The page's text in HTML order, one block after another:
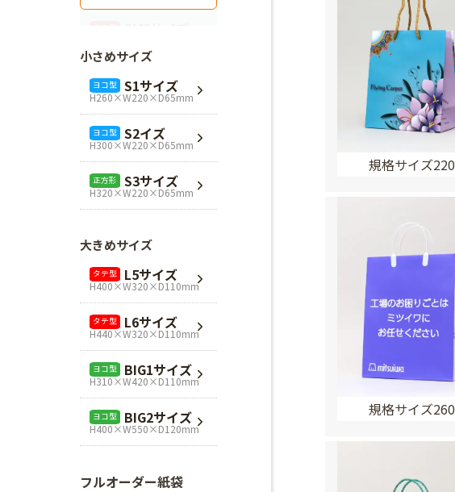
規格サイズ220
規格サイズ260
SM3サイズ
H360×W260×D100mm
L4サイズ
H360×W320×D110mm
L1サイズ
H240×W320×D110mm
正方形 Mスクエア
H280×W280×D80mm
正方形 Lスクエア
H320×W320×D110mm
小さめサイズ
ヨコ型 S1サイズ
H260×W220×D65mm
ヨコ型 S2イズ
H300×W220×D65mm
正方形 S3サイズ
H320×W220×D65mm
大きめサイズ
タテ型 L5サイズ
H400×W320×D110mm
タテ型 L6サイズ
H440×W320×D110mm
ヨコ型 BIG1サイズ
H310×W420×D110mm
ヨコ型 BIG2サイズ
H400×W550×D120mm
フルオーダー紙袋